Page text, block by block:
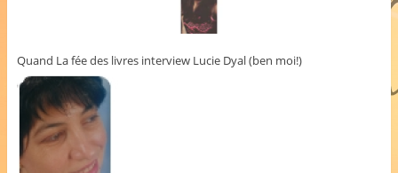
Quand La fée des livres interview Lucie Dyal (ben moi!)